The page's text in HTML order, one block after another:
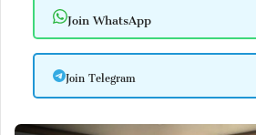
Join WhatsApp
Join Telegram